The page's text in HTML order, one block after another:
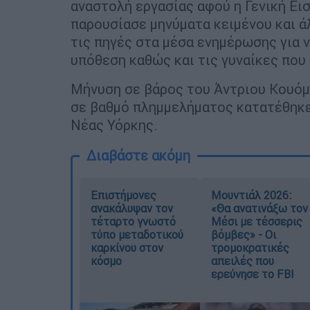
αναστολή εργασίας αφού η Γενική
παρουσίασε μηνύματα κειμένου και
τις πηγές στα μέσα ενημέρωσης για
υπόθεση καθώς και τις γυναίκες
Μήνυση σε βάρος του Άντριου
σε βαθμό πλημμελήματος
Νέας Υόρκης.
Διαβάστε ακόμη
Επιστήμονες
ανακάλυψαν τον
τέταρτο γνωστό
τύπο μεταδοτικού
καρκίνου στον
κόσμο
Μουντιάλ 2026:
«Θα ανατινάξω τον
Μέσι με τέσσερις
βόμβες» - Οι
τρομοκρατικές
απειλές που
ερεύνησε το FBI